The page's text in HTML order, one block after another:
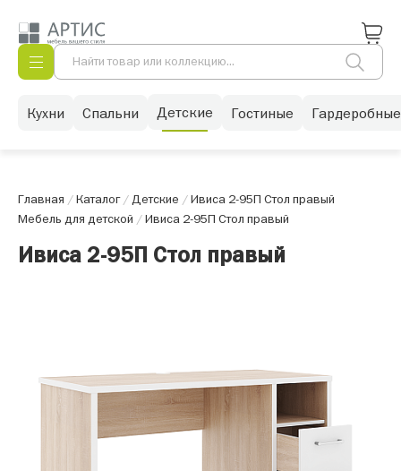
Кухни Спальни Детские Гостиные Гардеробные
Главная /Каталог/Детские /Ивиса 2-95П Стол правый
Мебель для детской /Ивиса 2-95П Стол правый
Ивиса 2-95П Стол правый